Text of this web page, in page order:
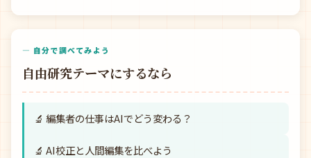
— 自分で調べてみよう
自由研究テーマにするなら
🔬 編集者の仕事はAIでどう変わる？
🔬 AI校正と人間編集を比べよう